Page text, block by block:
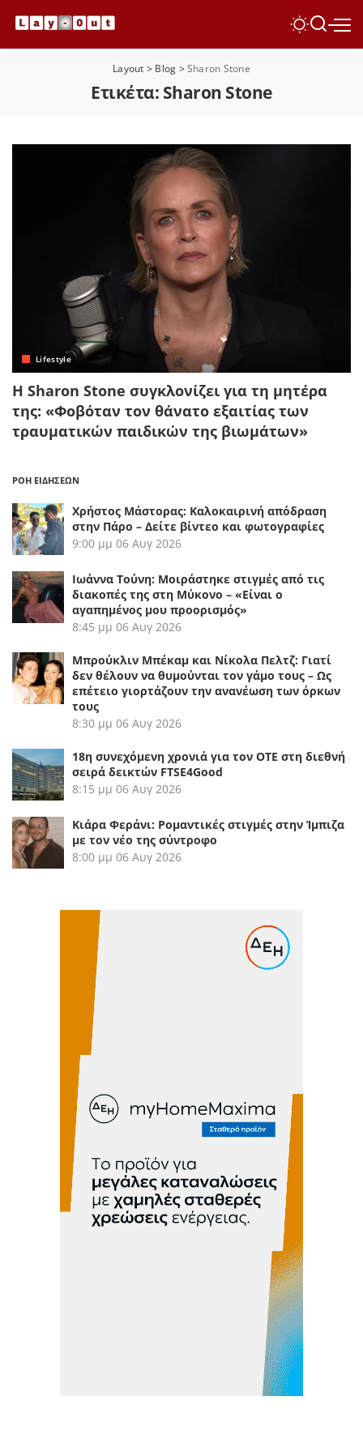
Layout > Blog >Sharon Stone
Ετικέτα: Sharon Stone
Lifestyle
Η Sharon Stone συγκλονίζει για τη μητέρα
της: «Φοβόταν τον θάνατο εξαιτίας των
τραυματικών παιδικών της βιωμάτων»
ΡΟΗ ΕΙΔΗΣΕΩΝ
Χρήστος Μάστορας: Καλοκαιρινή απόδραση
στην Πάρο – Δείτε βίντεο και φωτογραφίες
9:00 μμ 06 Αυγ 2026
Ιωάννα Τούνη: Μοιράστηκε στιγμές από τις
διακοπές της στη Μύκονο – «Είναι ο
αγαπημένος μου προορισμός»
8:45 μμ 06 Αυγ 2026
Μπρούκλιν Μπέκαμ και Νίκολα Πελτζ: Γιατί
δεν θέλουν να θυμούνται τον γάμο τους – Ως
επέτειο γιορτάζουν την ανανέωση των όρκων
τους
8:30 μμ 06 Αυγ 2026
18η συνεχόμενη χρονιά για τον ΟΤΕ στη διεθνή
σειρά δεικτών FTSE4Good
8:15 μμ 06 Αυγ 2026
Κιάρα Φεράνι: Ρομαντικές στιγμές στην Ίμπιζα
με τον νέο της σύντροφο
8:00 μμ 06 Αυγ 2026